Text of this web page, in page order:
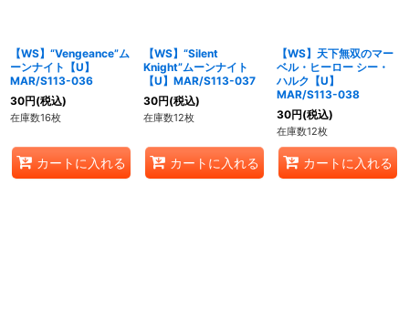
【WS】“Vengeance”ム
ーンナイト【U】
MAR/S113-036
30円(税込)
在庫数16枚
カートに入れる
【WS】“Silent
Knight”ムーンナイト
【U】MAR/S113-037
30円(税込)
在庫数12枚
カートに入れる
【WS】天下無双のマー
ベル・ヒーロー シー・
ハルク【U】
MAR/S113-038
30円(税込)
在庫数12枚
カートに入れる